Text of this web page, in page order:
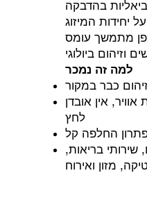
בהדבקה
יחידות המיזוג
מתמשך עומס
למה זה נמכר
כבר במקור
אין אובדן
לחץ
החלפה קל
שירותי בריאות,
מזון ואירוח